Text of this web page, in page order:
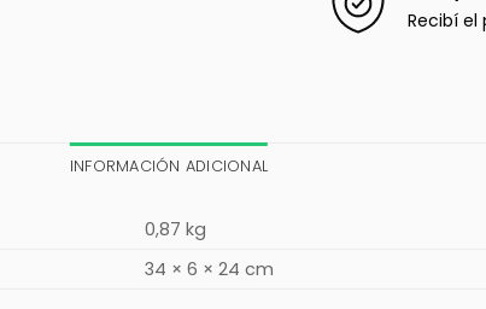
Recibí
INFORMACIÓN ADICIONAL
0,87 kg
34 × 6 × 24 cm